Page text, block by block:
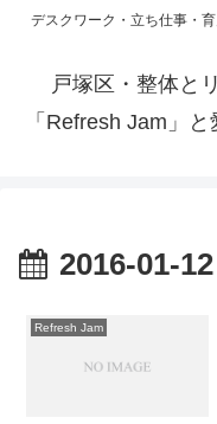
デスクワーク・立ち仕事・
戸塚区・整体と
「Refresh Jam」
2016-01-12
Refresh Jam